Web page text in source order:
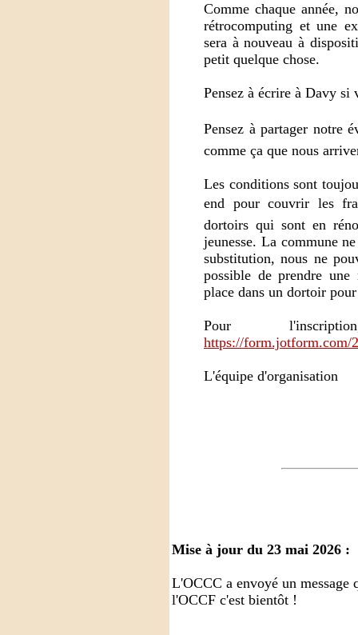
Comme chaque année,
rétrocomputing et une
sera à nouveau à
petit quelque chose.
Pensez à écrire à Davy si
Pensez à partager notre
comme ça que nous
Les conditions sont
end pour couvrir les
dortoirs qui sont en
jeunesse. La commune
substitution, nous ne
possible de prendre
place dans un dortoir
Pour
https://form.jotform.com/
L'équipe d'organisation
Mise à jour du 23 mai 2026 :
L'OCCC a envoyé un message
l'OCCF c'est bientôt !